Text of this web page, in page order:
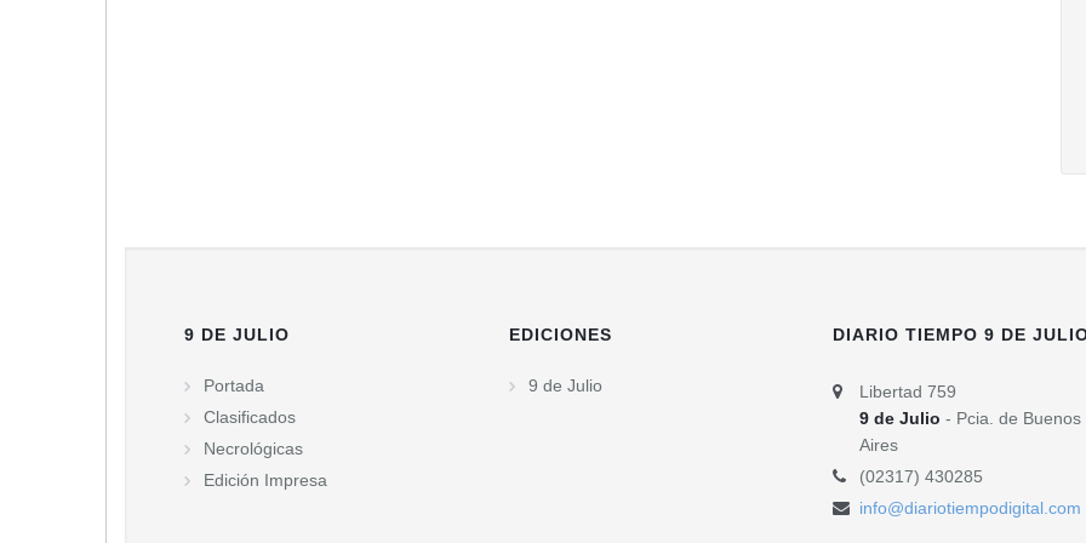
9 DE JULIO
Portada
Clasificados
Necrológicas
Edición Impresa
EDICIONES
9 de Julio
DIARIO TIEMPO 9 DE
Libertad 759
9 de Julio - Pcia. de Buenos
Aires
(02317) 430285
info@diariotiempodigital.com